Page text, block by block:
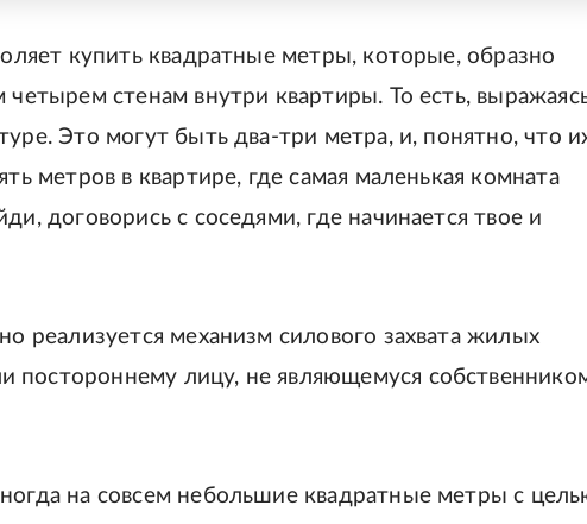
купить квадратные метры, которые, образно
стенам внутри квартиры. То есть,
Это могут быть два-три метра, и, понятно, что
метров в квартире, где самая маленькая комната
договорись с соседями, где начинается твое и
реализуется механизм силового захвата жилых
лицу, не являющемуся
на совсем небольшие квадратные метры с